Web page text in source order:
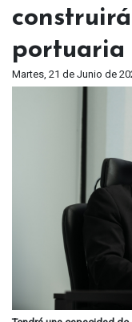
portuaria
Martes, 21 de Junio de